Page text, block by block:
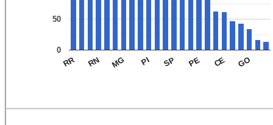
RR RN MG PI SP PE CE GO
0
50